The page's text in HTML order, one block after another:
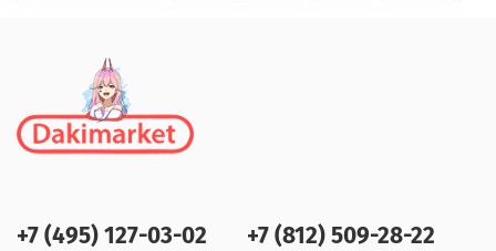
+7 (495) 127-03-02 +7 (812) 509-28-22